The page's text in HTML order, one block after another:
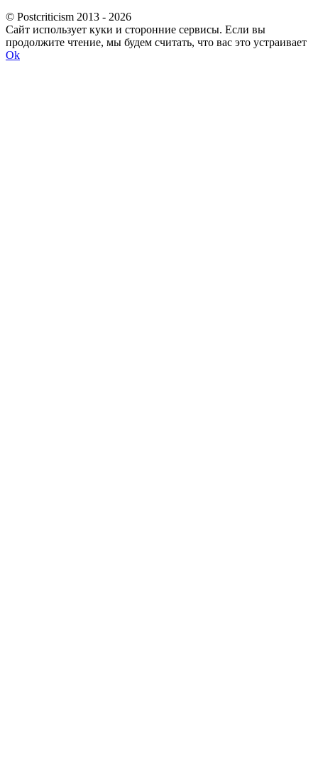
© Postcriticism 2013 - 2026
Сайт использует куки и сторонние сервисы. Если вы
продолжите чтение, мы будем считать, что вас это устраивает
Ok